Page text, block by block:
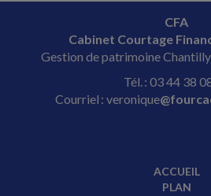
CFA
Cabinet Courtage
Gestion de patrimoine
Tél. : 03 44 38
Courriel : veronique
ACCUEIL
PLAN